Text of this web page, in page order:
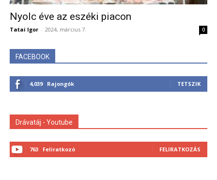
Nyolc éve az eszéki piacon
Tatai Igor - 2024, március 7. 0
FACEBOOK
4,039 Rajongók TETSZIK
Drávatáj - Youtube
763 Feliratkozó FELIRATKOZÁS